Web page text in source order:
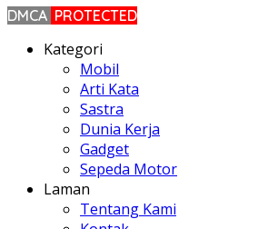
DMCA PROTECTED
Kategori
Mobil
Arti Kata
Sastra
Dunia Kerja
Gadget
Sepeda Motor
Laman
Tentang Kami